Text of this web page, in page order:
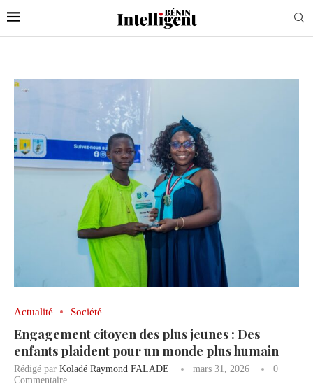
Actualité Société
Engagement citoyen des plus jeunes : Des
enfants plaident pour un monde plus humain
Rédigé par Koladé Raymond FALADE mars 31, 2026
0
Commentaire